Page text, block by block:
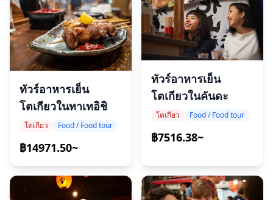
ทัวร์อาหารเย็น
โตเกียวในทาเทอิชิ
โตเกียว Food / Food tour
฿14971.50~
ทัวร์อาหารเย็น
โตเกียวในคันดะ
โตเกียว Food / Food tour
฿7516.38~